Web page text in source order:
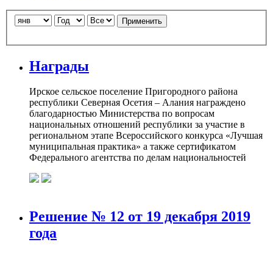
Применить
Награды
Ирское сельское поселение Пригородного района
республики Северная Осетия – Алания награждено
благодарностью Министерства по вопросам
национальных отношений республики за участие в
региональном этапе Всероссийского конкурса «Лучшая
муниципальная практика» а также сертификатом
Федерального агентства по делам национальностей
Решение № 12 от 19 декабря 2019
года